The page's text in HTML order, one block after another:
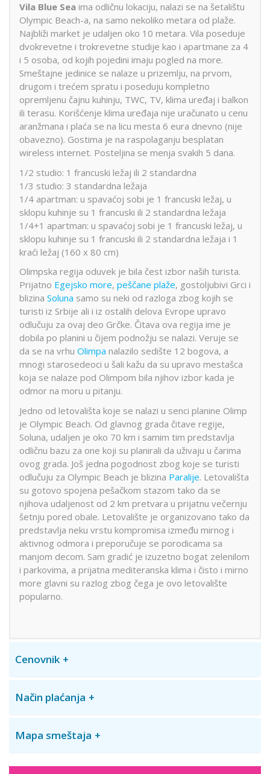
Vila Blue Sea ima odličnu lokaciju, nalazi se na šetalištu
Olympic Beach-a, na samo nekoliko metara od plaže.
Najbliži market je udaljen oko 10 metara. Vila poseduje
dvokrevetne i trokrevetne studije kao i apartmane za 4
i 5 osoba, od kojih pojedini imaju pogled na more.
Smeštajne jedinice se nalaze u prizemlju, na prvom,
drugom i trećem spratu i poseduju kompletno
opremljenu čajnu kuhinju, TWC, TV, klima uređaj i balkon
ili terasu. Korišćenje klima uređaja nije uračunato u cenu
aranžmana i plaća se na licu mesta 6 eura dnevno (nije
obavezno). Gostima je na raspolaganju besplatan
wireless internet. Posteljina se menja svakih 5 dana.
1/2 studio: 1 francuski ležaj ili 2 standardna
1/3 studio: 3 standardna ležaja
1/4 apartman: u spavaćoj sobi je 1 francuski ležaj, u
sklopu kuhinje su 1 francuski ili 2 standardna ležaja
1/4+1 apartman: u spavaćoj sobi je 1 francuski ležaj, u
sklopu kuhinje su 1 francuski ili 2 standardna ležaja i 1
kraći ležaj (160 x 80 cm)
Olimpska regija oduvek je bila čest izbor naših turista.
Prijatno Egejsko more, peščane plaže, gostoljubivi Grci i
blizina Soluna samo su neki od razloga zbog kojih se
turisti iz Srbije ali i iz ostalih delova Evrope upravo
odlučuju za ovaj deo Grčke. Čitava ova regija ime je
dobila po planini u čijem podnožju se nalazi. Veruje se
da se na vrhu Olimpa nalazilo sedište 12 bogova, a
mnogi starosedeoci u šali kažu da su upravo mestašca
koja se nalaze pod Olimpom bila njihov izbor kada je
odmor na moru u pitanju.
Jedno od letovališta koje se nalazi u senci planine Olimp
je Olympic Beach. Od glavnog grada čitave regije,
Soluna, udaljen je oko 70 km i samim tim predstavlja
odličnu bazu za one koji su planirali da uživaju u čarima
ovog grada. Još jedna pogodnost zbog koje se turisti
odlučuju za Olympic Beach je blizina Paralije. Letovališta
su gotovo spojena pešačkom stazom tako da se
njihova udaljenost od 2 km pretvara u prijatnu večernju
šetnju pored obale. Letovalište je organizovano tako da
predstavlja neku vrstu kompromisa između mirnog i
aktivnog odmora i preporučuje se porodicama sa
manjom decom. Sam gradić je izuzetno bogat zelenilom
i parkovima, a prijatna mediteranska klima i čisto i mirno
more glavni su razlog zbog čega je ovo letovalište
popularno.
Cenovnik
Način plaćanja
Mapa smeštaja